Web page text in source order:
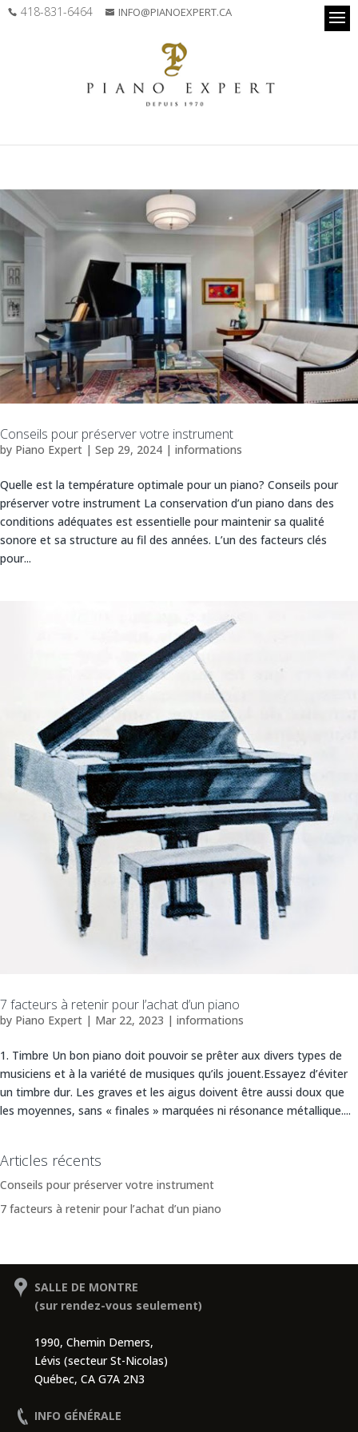
418-831-6464 INFO@PIANOEXPERT.CA
Conseils pour préserver votre instrument
by Piano Expert | Sep 29, 2024 | informations
Quelle est la température optimale pour un piano? Conseils pour
préserver votre instrument La conservation d’un piano dans des
conditions adéquates est essentielle pour maintenir sa qualité
sonore et sa structure au fil des années. L’un des facteurs clés
pour...
7 facteurs à retenir pour l’achat d’un piano
by Piano Expert | Mar 22, 2023 | informations
1. Timbre Un bon piano doit pouvoir se prêter aux divers types de
musiciens et à la variété de musiques qu’ils jouent.Essayez d’éviter
un timbre dur. Les graves et les aigus doivent être aussi doux que
les moyennes, sans « finales » marquées ni résonance métallique....
Articles récents
Conseils pour préserver votre instrument
7 facteurs à retenir pour l’achat d’un piano
SALLE DE MONTRE
(sur rendez-vous seulement)
1990, Chemin Demers,
Lévis (secteur St-Nicolas)
Québec, CA G7A 2N3
INFO GÉNÉRALE